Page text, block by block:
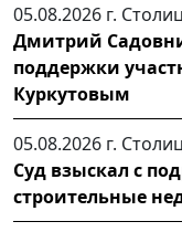
05.08.2026 г.
Дмитрий
поддержки
Куркутовым
05.08.2026 г.
Суд взыскал с
строительные